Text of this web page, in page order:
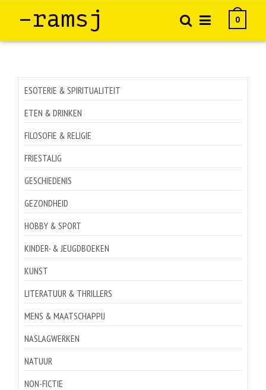
–ramsj 0
ESOTERIE & SPIRITUALITEIT
ETEN & DRINKEN
FILOSOFIE & RELIGIE
FRIESTALIG
GESCHIEDENIS
GEZONDHEID
HOBBY & SPORT
KINDER- & JEUGDBOEKEN
KUNST
LITERATUUR & THRILLERS
MENS & MAATSCHAPPIJ
NASLAGWERKEN
NATUUR
NON-FICTIE